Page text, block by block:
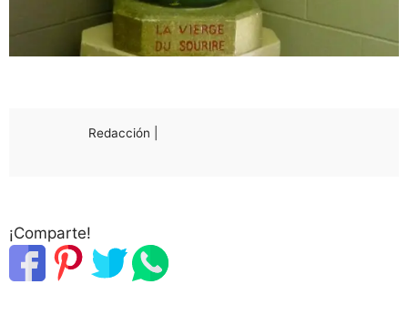
Redacción |
¡Comparte!